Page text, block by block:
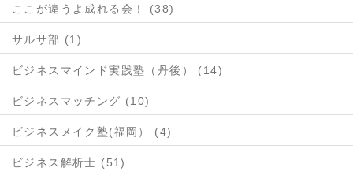
ここが違うよ成れる会！ (38)
サルサ部 (1)
ビジネスマインド実践塾（丹後） (14)
ビジネスマッチング (10)
ビジネスメイク塾(福岡） (4)
ビジネス解析士 (51)